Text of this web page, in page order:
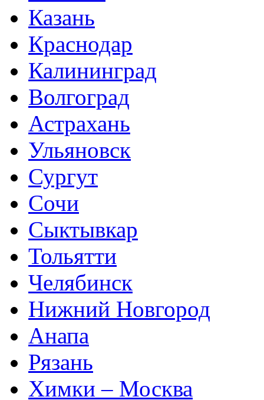
Казань
Краснодар
Калининград
Волгоград
Астрахань
Ульяновск
Сургут
Сочи
Сыктывкар
Тольятти
Челябинск
Нижний Новгород
Анапа
Рязань
Химки – Москва